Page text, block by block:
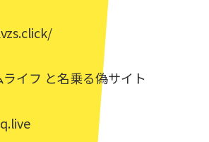
イフ と名乗る偽サイト